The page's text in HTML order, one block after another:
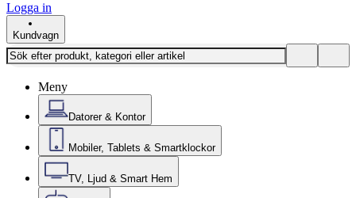
Logga in
Kundvagn
Meny
Datorer & Kontor
Mobiler, Tablets & Smartklockor
TV, Ljud & Smart Hem